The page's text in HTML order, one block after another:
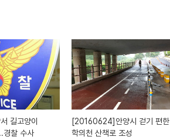
길고양이
경찰 수사
[20160624]안양시 걷기 편한
학의천 산책로 조성